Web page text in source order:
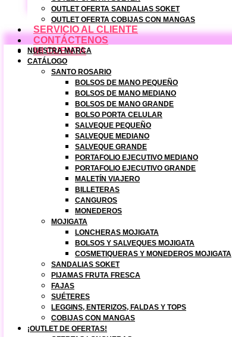
OUTLET OFERTA SANDALIAS SOKET
OUTLET OFERTA COBIJAS CON MANGAS
SERVICIO AL CLIENTE
CONTÁCTENOS
MI CUENTA
NUESTRA MARCA
CATÁLOGO
SANTO ROSARIO
BOLSOS DE MANO PEQUEÑO
BOLSOS DE MANO MEDIANO
BOLSOS DE MANO GRANDE
BOLSO PORTA CELULAR
SALVEQUE PEQUEÑO
SALVEQUE MEDIANO
SALVEQUE GRANDE
PORTAFOLIO EJECUTIVO MEDIANO
PORTAFOLIO EJECUTIVO GRANDE
MALETÍN VIAJERO
BILLETERAS
CANGUROS
MONEDEROS
MOJIGATA
LONCHERAS MOJIGATA
BOLSOS Y SALVEQUES MOJIGATA
COSMETIQUERAS Y MONEDEROS MOJIGATA
SANDALIAS SOKET
PIJAMAS FRUTA FRESCA
FAJAS
SUÉTERES
LEGGINS, ENTERIZOS, FALDAS Y TOPS
COBIJAS CON MANGAS
¡OUTLET DE OFERTAS!